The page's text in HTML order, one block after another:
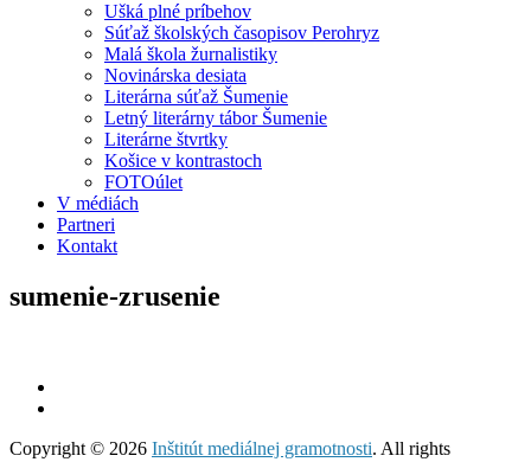
Ušká plné príbehov
Súťaž školských časopisov Perohryz
Malá škola žurnalistiky
Novinárska desiata
Literárna súťaž Šumenie
Letný literárny tábor Šumenie
Literárne štvrtky
Košice v kontrastoch
FOTOúlet
V médiách
Partneri
Kontakt
sumenie-zrusenie
Copyright © 2026 Inštitút mediálnej gramotnosti. All rights